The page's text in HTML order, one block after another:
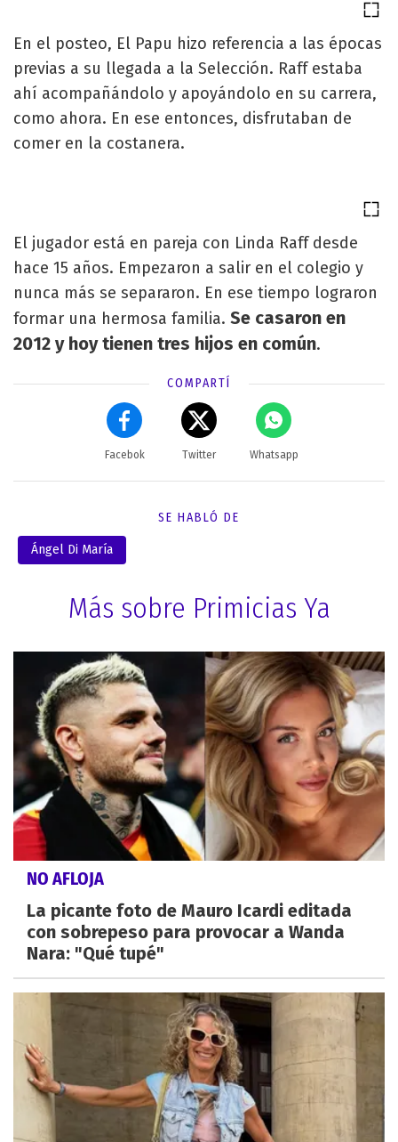
En el posteo, El Papu hizo referencia a las épocas
previas a su llegada a la Selección. Raff estaba
ahí acompañándolo y apoyándolo en su carrera,
como ahora. En ese entonces, disfrutaban de
comer en la costanera.
El jugador está en pareja con Linda Raff desde
hace 15 años. Empezaron a salir en el colegio y
nunca más se separaron. En ese tiempo lograron
formar una hermosa familia. Se casaron en
2012 y hoy tienen tres hijos en común.
COMPARTÍ
Facebok Twitter Whatsapp
SE HABLÓ DE
Ángel Di María
Más sobre Primicias Ya
NO AFLOJA
La picante foto de Mauro Icardi editada
con sobrepeso para provocar a Wanda
Nara: "Qué tupé"